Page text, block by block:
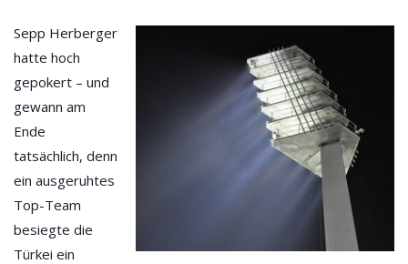
Sepp Herberger
hatte hoch
gepokert – und
gewann am
Ende
tatsächlich, denn
ein ausgeruhtes
Top-Team
besiegte die
Türkei ein